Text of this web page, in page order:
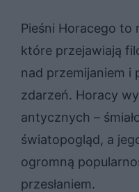
Pieśni Horacego to
które przejawiają
nad przemijaniem i
zdarzeń. Horacy
antycznych –
światopogląd, a
ogromną
przesłaniem.